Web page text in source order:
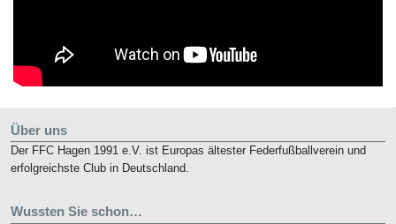
Über uns
Der FFC Hagen 1991 e.V. ist Europas ältester Federfußballverein und
erfolgreichste Club in Deutschland.
Wussten Sie schon…